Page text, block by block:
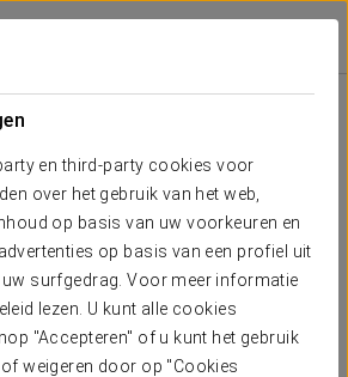
en third-party cookies voor
over het gebruik van het web,
op basis van uw voorkeuren en
op basis van een profiel uit
uw surfgedrag. Voor meer informatie
lezen. U kunt alle cookies
"Accepteren" of u kunt het gebruik
weigeren door op "Cookies
ESCORIAL
en de rust die je nodig
hebt
telt 81 moderne, elegante en functionele
voor een aangenaam verblijf in San
De verzorgde inrichting met
aangename sfeer en creëert een
de uitstekende voorzieningen kun je er